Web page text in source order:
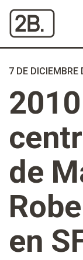
Contenido
7 DE DICIEMBRE
de
en